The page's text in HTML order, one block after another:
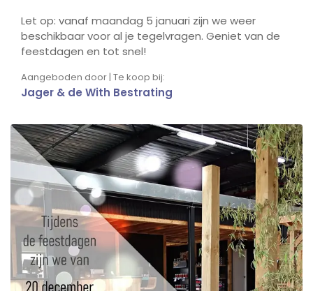
Let op: vanaf maandag 5 januari zijn we weer
beschikbaar voor al je tegelvragen. Geniet van de
feestdagen en tot snel!
Aangeboden door | Te koop bij:
Jager & de With Bestrating